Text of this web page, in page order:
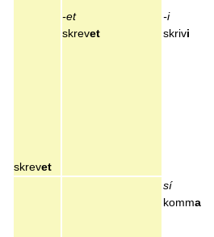
skrevet
-et
skrevet
-i
skrivi
sí
komma